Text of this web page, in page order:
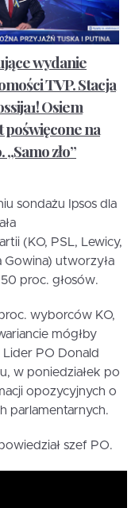
wydanie
TVP. Stacja
Osiem
poświęcone na
zło”
sondażu Ipsos dla
(KO, PSL, Lewicy,
Gowina) utworzyła
proc. głosów.
wyborców KO,
mógłby
Lider PO Donald
w poniedziałek po
opozycyjnych o
parlamentarnych.
szef PO.